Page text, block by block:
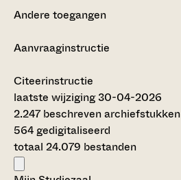
Andere toegangen
Aanvraaginstructie
Citeerinstructie
laatste wijziging 30-04-2026
2.247 beschreven archiefstukken
564 gedigitaliseerd
totaal 24.079 bestanden